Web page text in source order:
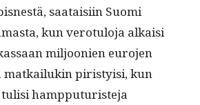
saataisi­in Suo­mi
kun vero­tu­lo­ja alka­isi
miljoonien euro­jen
matkailukin piristy­isi, kun
hamp­pu­tur­is­te­ja